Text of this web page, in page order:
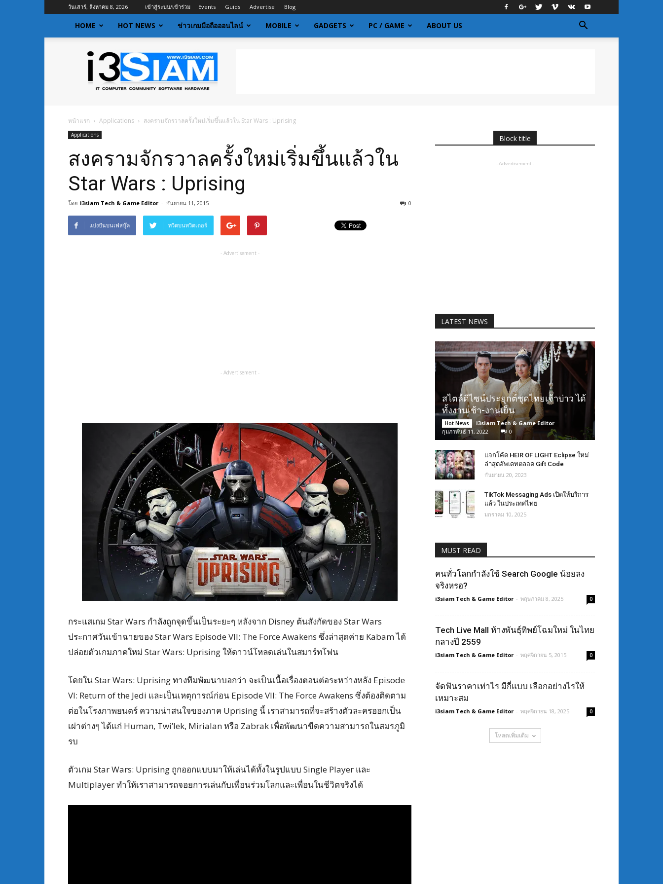
วันเสาร์, สิงหาคม 8, 2026 เข้าสู่ระบบ/เข้าร่วม Events Guids Advertise Blog
HOME HOT NEWS ข่าวเกมมือถือออนไลน์ MOBILE GADGETS PC / GAME ABOUT US
I3siam
ข่าว
ไอที
ข่าวสาร
เกี่ยว
กับ
เทคโนโลยี
หน้าแรก Applications สงครามจักรวาลครั้งใหม่เริ่มขึ้นแล้วใน Star Wars : Uprising
Applications
สงครามจักรวาลครั้งใหม่เริ่มขึ้นแล้วใน
Star Wars : Uprising
โดย i3siam Tech & Game Editor - กันยายน 11, 2015 0
แบ่งปันบนเฟสบุ๊ค ทวีตบนทวิตเตอร์
- Advertisement -
- Advertisement -
กระแสเกม Star Wars กำลังถูกจุดขึ้นเป็นระยะๆ หลังจาก Disney ต้นสังกัดของ Star Wars
ประกาศวันเข้าฉายของ Star Wars Episode VII: The Force Awakens ซึ่งล่าสุดค่าย Kabam ได้
ปล่อยตัวเกมภาคใหม่ Star Wars: Uprising ให้ดาวน์โหลดเล่นในสมาร์ทโฟน
โดยใน Star Wars: Uprising ทางทีมพัฒนาบอกว่า จะเป็นเนื้อเรื่องตอนต่อระหว่างหลัง Episode
VI: Return of the Jedi และเป็นเหตุการณ์ก่อน Episode VII: The Force Awakens ซึ่งต้องติดตาม
ต่อในโรงภาพยนตร์ ความน่าสนใจของภาค Uprising นี้ เราสามารถที่จะสร้างตัวละครออกเป็น
เผ่าต่างๆ ได้แก่ Human, Twi’lek, Mirialan หรือ Zabrak เพื่อพัฒนาขีดความสามารถในสมรภูมิ
รบ
ตัวเกม Star Wars: Uprising ถูกออกแบบมาให้เล่นได้ทั้งในรูปแบบ Single Player และ
Multiplayer ทำให้เราสามารถจอยการเล่นกับเพื่อนร่วมโลกและเพื่อนในชีวิตจริงได้
Block title
- Advertisement -
LATEST NEWS
สไตล์ดีไซน์ประยุกต์ชุดไทยเจ้าบ่าว ได้
ทั้งงานเช้า-งานเย็น
Hot News i3siam Tech & Game Editor -
กุมภาพันธ์ 11, 2022
0
แจกโค้ด HEIR OF LIGHT Eclipse ใหม่
ล่าสุดอัพเดทตลอด Gift Code
กันยายน 20, 2023
TikTok Messaging Ads เปิดให้บริการ
แล้ว ในประเทศไทย
มกราคม 10, 2025
MUST READ
คนทั่วโลกกำลังใช้ Search Google น้อยลง
จริงหรอ?
i3siam Tech & Game Editor - พฤษภาคม 8, 2025 0
Tech Live Mall ห้างพันธุ์ทิพย์โฉมใหม่ ในไทย
กลางปี 2559
i3siam Tech & Game Editor - พฤศจิกายน 5, 2015 0
จัดฟันราคาเท่าไร มีกี่แบบ เลือกอย่างไรให้
เหมาะสม
i3siam Tech & Game Editor - พฤศจิกายน 18, 2025 0
โหลดเพิ่มเติม